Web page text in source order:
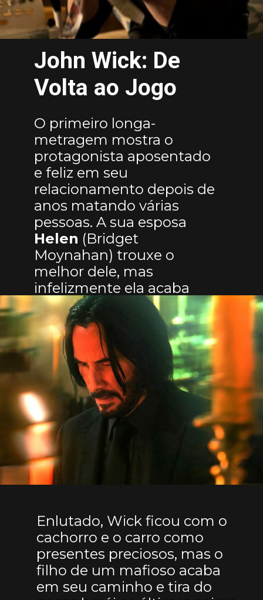
O primeiro longa-
metragem mostra o
protagonista aposentado
e feliz em seu
relacionamento depois de
anos matando várias
pessoas. A sua esposa
Helen (Bridget
Moynahan) trouxe o
melhor dele, mas
infelizmente ela acaba
falecendo.
John Wick: De
Volta ao Jogo
Enlutado, Wick ficou com o
cachorro e o carro como
presentes preciosos, mas o
filho de um mafioso acaba
em seu caminho e tira do